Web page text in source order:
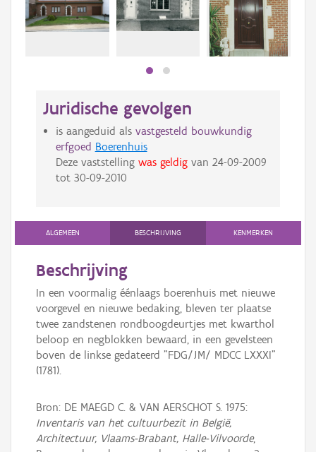
Juridische gevolgen
is aangeduid als vastgesteld bouwkundig
erfgoed Boerenhuis
Deze vaststelling was geldigvan 24-09-2009
tot 30-09-2010
ALGEMEEN BESCHRIJVING KENMERKEN
Beschrijving
In een voormalig éénlaags boerenhuis met nieuwe
voorgevel en nieuwe bedaking, bleven ter plaatse
twee zandstenen rondboogdeurtjes met kwarthol
beloop en negblokken bewaard, in een gevelsteen
boven de linkse gedateerd "FDG/JM/ MDCC LXXXI"
(1781).
Bron: DE MAEGD C. & VAN AERSCHOT S. 1975:
Inventaris van het cultuurbezit in België,
Architectuur, Vlaams-Brabant, Halle-Vilvoorde,